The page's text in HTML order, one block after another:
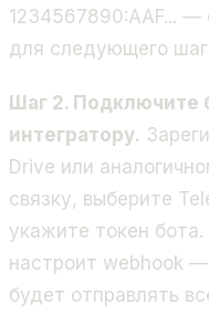
1234567890:AAF... —
для следующего
Шаг 2. Подключите
интегратору.
Drive или
связку, выберите
укажите токен
настроит webhook
будет отправлять